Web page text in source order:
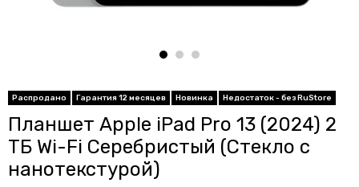
Распродано Гарантия 12 месяцев Новинка Недостаток - без RuStore
Планшет Apple iPad Pro 13 (2024) 2
ТБ Wi-Fi Серебристый (Стекло с
нанотекстурой)